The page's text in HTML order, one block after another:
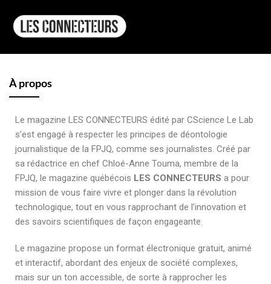
À propos
Le magazine LES CONNECTEURS édité par CScience Le Lab
s’est engagé à respecter les principes de déontologie
journalistique de la FPJQ, comme ses journalistes. Créé par
sa rédactrice en chef Chloé-Anne Touma, membre de la
FPJQ, le magazine québécois LES CONNECTEURS a pour
mission de vous faire vivre et plonger dans la révolution
technologique, tout en vous rapprochant de l’innovation et
des savoirs scientifiques de façon engageante.
Le magazine propose un format électronique gratuit, animé
et interactif, abordant des enjeux de société complexes,
mais sur un ton accessible, de sorte à rapprocher les